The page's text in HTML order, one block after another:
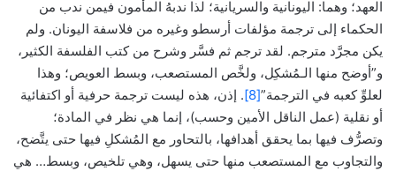
العهد؛ وهما: اليونانية والسريانية؛ لذا ندبهُ المأمون فيمن ندب من
الحكماء إلى ترجمة مؤلفات أرسطو وغيره من فلاسفة اليونان. ولم
يكن مجرَّد مترجم. لقد ترجم ثم فسَّر وشرح من كتب الفلسفة الكثير،
و”أوضح منها الـمُشكِل، ولخَّص المستصعب، وبسط العويص؛ وهذا
لعلوِّ كعبه في الترجمة”[8]
. إذن، هذه ليست ترجمة حرفية أو اكتفائية
أو نقلية (عمل الناقل الأمين وحسب)، إنما هي نظر في المادة؛
وتصرُّف فيها بما يحقق أهدافها، بالتحاور مع المُشكلِ فيها حتى يتَّضح،
والتجاوب مع المستصعب منها حتى يسهل، وهي تلخيص، وبسط… هي